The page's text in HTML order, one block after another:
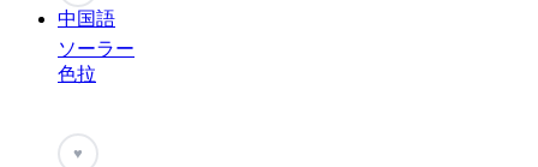
中国語
ソーラー
色拉
♥